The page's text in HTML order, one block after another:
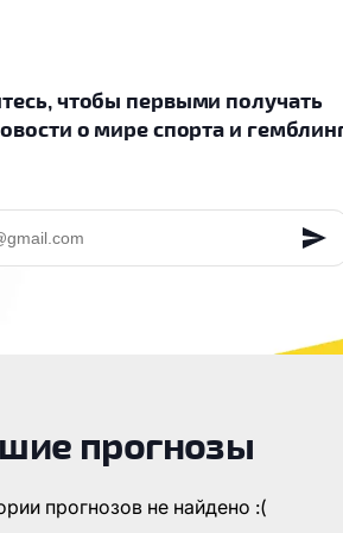
чтобы первыми получать
о мире спорта и
прогнозы
прогнозов не найдено :(